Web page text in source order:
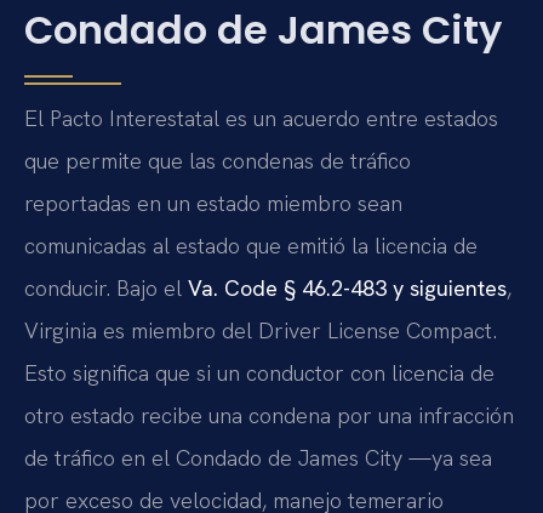
Condado de James City
El Pacto Interestatal es un acuerdo entre estados
que permite que las condenas de tráfico
reportadas en un estado miembro sean
comunicadas al estado que emitió la licencia de
conducir. Bajo el Va. Code § 46.2-483 y siguientes,
Virginia es miembro del Driver License Compact.
Esto significa que si un conductor con licencia de
otro estado recibe una condena por una infracción
de tráfico en el Condado de James City —ya sea
por exceso de velocidad, manejo temerario